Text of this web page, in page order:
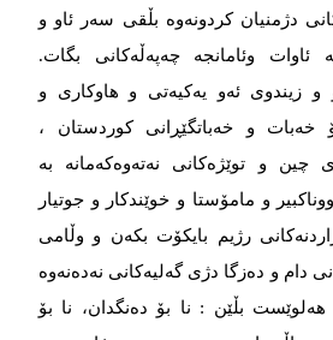
دژمنیان کردونەوە بڵقی سەر ئاو و
ئاوات وئامانجە چەپەڵەکانی بگات.
و زیندوی ئەو یەکیەتی و هاوکاری و
خەبات و خەباتگێڕانی کوردستان ،
چین و توێژەکانی نەتەوەکەمانە بە
و مامۆستا و خوێندکار و جوتیار
رژیم بایکۆت بکەن و وڵامی
دام و دەزگا دژی گەلیەکانی نەدەنەوە
بڵێن : نا بۆ دەنگدان، نا بۆ